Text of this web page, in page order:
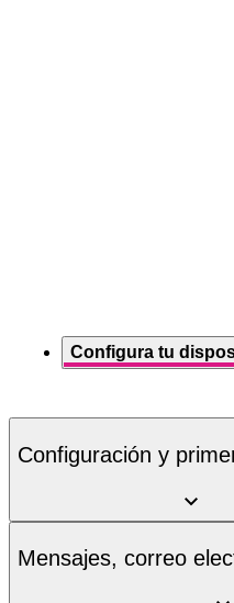
Configura tu
Configuración y
Mensajes, correo